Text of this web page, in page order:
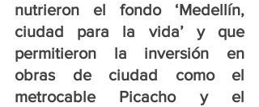
nutrieron el fondo ‘Medellín,
ciudad para la vida’ y que
permitieron la inversión en
obras de ciudad como el
metrocable Picacho y el